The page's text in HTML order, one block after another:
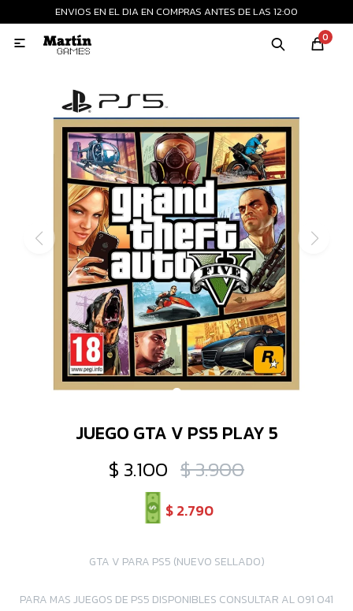
ENVIOS EN EL DIA EN COMPRAS ANTES DE LAS 12:00
0

JUEGO GTA V PS5 PLAY 5
$ 3.100 $3.900
$ 2.790
GTA V PARA PS5 (NUEVO SELLADO)
PARA MAS JUEGOS DE PS5 DISPONIBLES CONSULTAR AL 091 041
MI CUENTA
Consolas nuevas
Consolas recertificadas
Juegos
Accesorios